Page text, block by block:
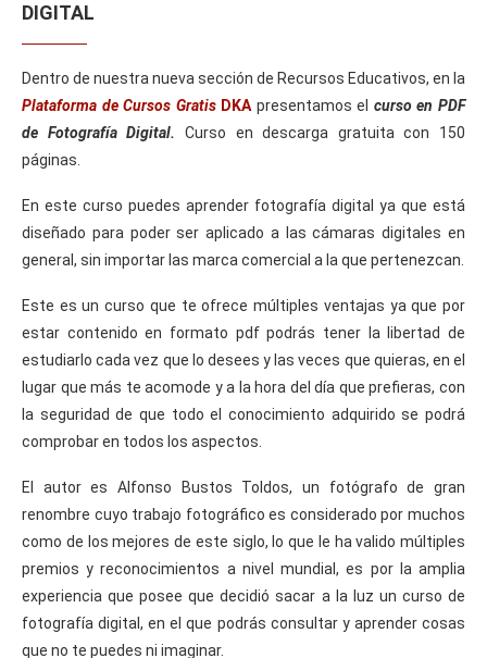
DIGITAL
Dentro de nuestra nueva sección de Recursos Educativos, en la
Plataforma de Cursos GratisDKApresentamos el curso en PDF
de Fotografía Digital. Curso en descarga gratuita con 150
páginas.
En este curso puedes aprender fotografía digital ya que está
diseñado para poder ser aplicado a las cámaras digitales en
general, sin importar las marca comercial a la que pertenezcan.
Este es un curso que te ofrece múltiples ventajas ya que por
estar contenido en formato pdf podrás tener la libertad de
estudiarlo cada vez que lo desees y las veces que quieras, en el
lugar que más te acomode y a la hora del día que prefieras, con
la seguridad de que todo el conocimiento adquirido se podrá
comprobar en todos los aspectos.
El autor es Alfonso Bustos Toldos, un fotógrafo de gran
renombre cuyo trabajo fotográfico es considerado por muchos
como de los mejores de este siglo, lo que le ha valido múltiples
premios y reconocimientos a nivel mundial, es por la amplia
experiencia que posee que decidió sacar a la luz un curso de
fotografía digital, en el que podrás consultar y aprender cosas
que no te puedes ni imaginar.